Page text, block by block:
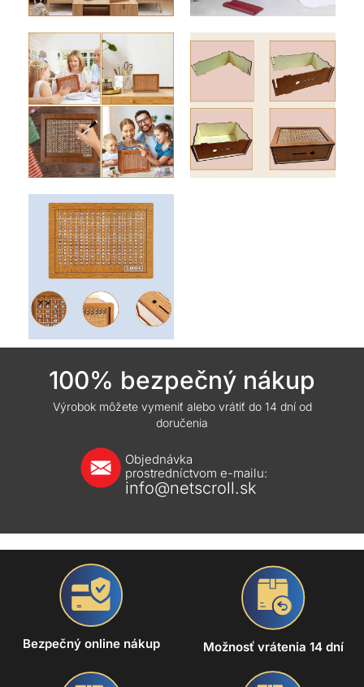
100% bezpečný nákup
Výrobok môžete vymeniť alebo vrátiť do 14 dní od
doručenia
Objednávka
prostredníctvom e-mailu:
info@netscroll.sk
Bezpečný online nákup Možnosť vrátenia 14 dní